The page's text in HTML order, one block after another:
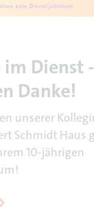
im Dienst -
Danke!
unserer
Schmidt Haus
10-jährigen